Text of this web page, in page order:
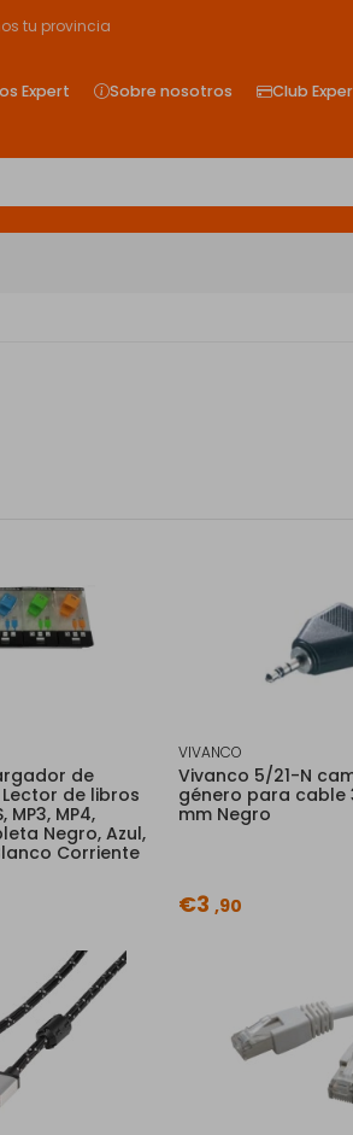
tu provincia
Expert Sobre nosotros Club
de
de libros
MP3, MP4,
Negro, Azul,
Corriente
VIVANCO
Vivanco 5/21-N
género para cable
mm Negro
€3 ,90